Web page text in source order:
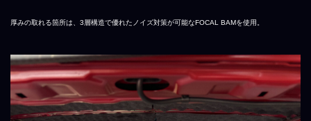
厚みの取れる箇所は、3層構造で優れたノイズ対策が可能なFOCAL BAMを使用。